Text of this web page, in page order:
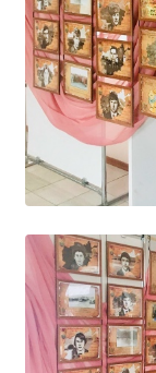
Контакты
Учебно-
Центр
СВЕДЕНИЯ ОБ
Основные
Структура и
организацией